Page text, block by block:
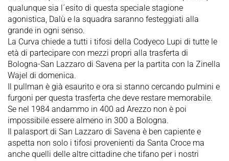
qualunque sia l´esito di questa speciale stagione
agonistica, Dalù e la squadra saranno festeggiati alla
grande in ogni senso.
La Curva chiede a tutti i tifosi della Codyeco Lupi di tutte le
età di partecipare con mezzi propri alla trasferta di
Bologna-San Lazzaro di Savena per la partita con la Zinella
Wajel di domenica.
Il pullman è già esaurito e ora si stanno cercando pulmini e
furgoni per questa trasferta che deve restare memorabile.
Se nel 1984 andammo in 400 ad Arezzo non è poi
impossibile essere almeno in 300 a Bologna.
Il palasport di San Lazzaro di Savena è ben capiente e
aspetta non solo i tifosi provenienti da Santa Croce ma
anche quelli delle altre cittadine che tifano per i nostri